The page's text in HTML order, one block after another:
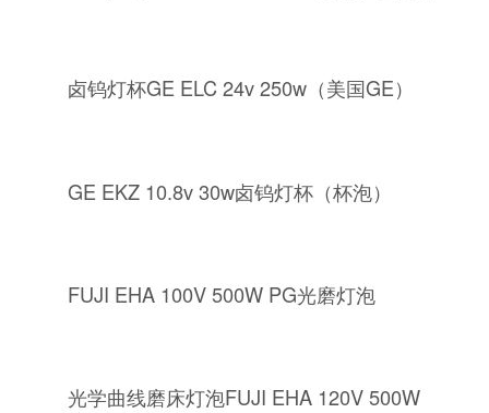
卤钨灯杯GE ELC 24v 250w（美国GE）
GE EKZ 10.8v 30w卤钨灯杯（杯泡）
FUJI EHA 100V 500W PG光磨灯泡
光学曲线磨床灯泡FUJI EHA 120V 500W